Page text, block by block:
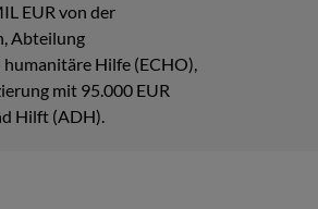
EUR von der
Abteilung
Hilfe (ECHO),
mit 95.000 EUR
Hilft (ADH).